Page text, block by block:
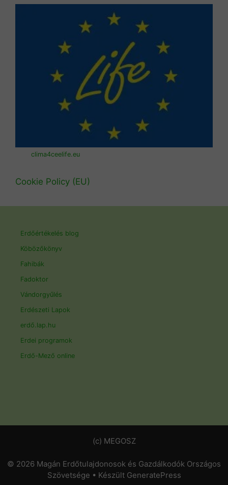
clima4ceelife.eu
Cookie Policy (EU)
Erdőértékelés blog
Köbözőkönyv
Fahibák
Fadoktor
Vándorgyűlés
Erdészeti Lapok
erdő.lap.hu
Erdei programok
Erdő-Mező online
(c) MEGOSZ
© 2026 Magán Erdőtulajdonosok és Gazdálkodók Országos
Szövetsége • Készült GeneratePress